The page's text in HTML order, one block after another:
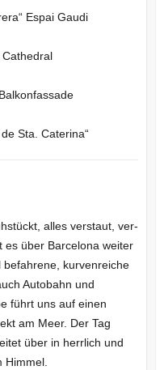
Espai Gaudi
Cathedral
Sta. Caterina“
alles verstaut, ver-
es über Barcelona weiter
befahrene, kurvenreiche
Autobahn und
führt uns auf einen
am Meer. Der Tag
über in herrlich und